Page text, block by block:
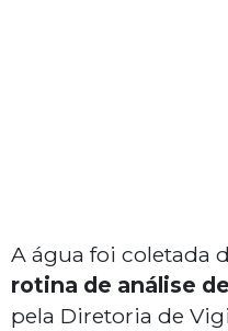
A água foi coletada
rotina de análise
pela Diretoria de